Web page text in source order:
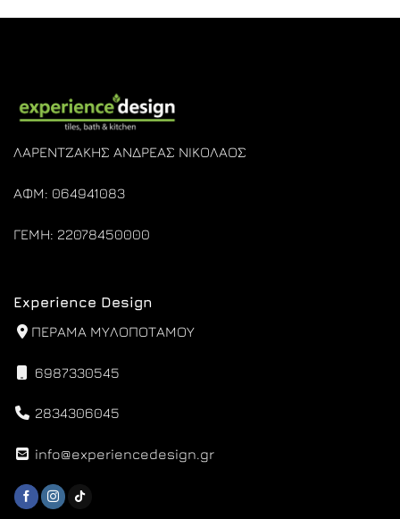
€216,00.
ΛΑΡΕΝΤΖΑΚΗΣ ΑΝΔΡΕΑΣ ΝΙΚΟΛΑΟΣ
ΑΦΜ: 064941083
ΓΕΜΗ: 22078450000
Experience Design
ΠΕΡΑΜΑ ΜΥΛΟΠΟΤΑΜΟΥ
6987330545
2834306045
info@experiencedesign.gr